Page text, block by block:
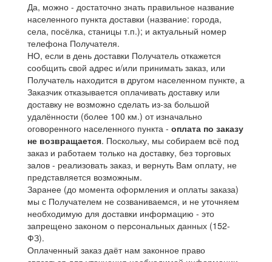
Да, можно - достаточно знать правильное название
населенного пункта доставки (название: города,
села, посёлка, станицы т.п.); и актуальный номер
телефона Получателя.
НО, если в день доставки Получатель откажется
сообщить свой адрес и/или принимать заказ, или
Получатель находится в другом населенном пункте, а
Заказчик отказывается оплачивать доставку или
доставку не возможно сделать из-за большой
удалённости (более 100 км.) от изначально
оговоренного населенного пункта - оплата по заказу
не возвращается. Поскольку, мы собираем всё под
заказ и работаем только на доставку, без торговых
залов - реализовать заказ, и вернуть Вам оплату, не
представляется возможным.
Заранее (до момента оформления и оплаты заказа)
мы с Получателем не созваниваемся, и не уточняем
необходимую для доставки информацию - это
запрещено законом о персональных данных (152-
ФЗ).
Оплаченный заказ даёт нам законное право